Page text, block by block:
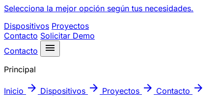
Selecciona la mejor opción según tus necesidades.
Dispositivos Proyectos
Contacto Solicitar Demo
Contacto
menu
Principal
Inicio arrow_forward Dispositivos arrow_forward Proyectos arrow_forward Contacto arrow_forward